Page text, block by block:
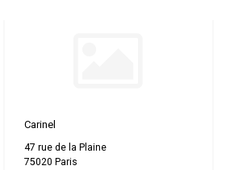
Carinel
47 rue de la Plaine
75020 Paris